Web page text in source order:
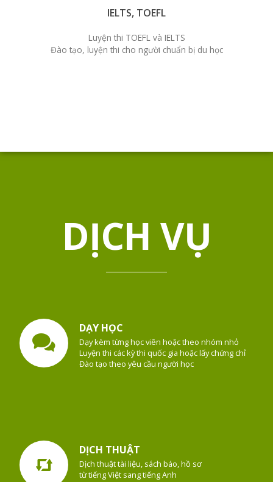
IELTS, TOEFL
Luyện thi TOEFL và IELTS
Đào tạo, luyện thi cho người chuẩn bị du học
DỊCH VỤ
DẠY HỌC
Dạy kèm từng học viên hoặc theo nhóm nhỏ
Luyện thi các kỳ thi quốc gia hoặc lấy chứng chỉ
Đào tạo theo yêu cầu người học
DỊCH THUẬT
Dịch thuật tài liệu, sách báo, hồ sơ
từ tiếng Việt sang tiếng Anh